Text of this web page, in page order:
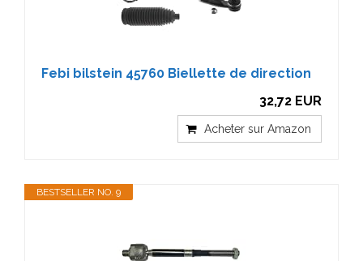
Febi bilstein 45760 Biellette de direction
32,72 EUR
Acheter sur Amazon
BESTSELLER NO. 9